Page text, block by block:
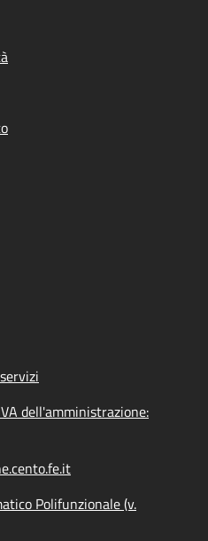
dell'amministrazione:
Polifunzionale (v.